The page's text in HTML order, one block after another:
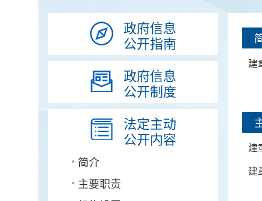
政府信息
公开指南
政府信息
公开制度
法定主动
公开内容
简介
主要职责
建
建
建